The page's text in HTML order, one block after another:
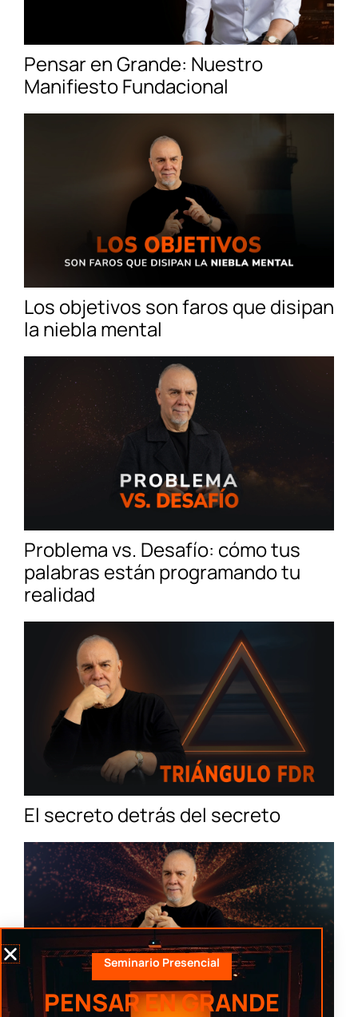
Pensar en Grande: Nuestro
Manifiesto Fundacional
Los objetivos son faros que disipan
la niebla mental
Problema vs. Desafío: cómo tus
palabras están programando tu
realidad
El secreto detrás del secreto
Seminario Presencial
PENSAR EN GRANDE